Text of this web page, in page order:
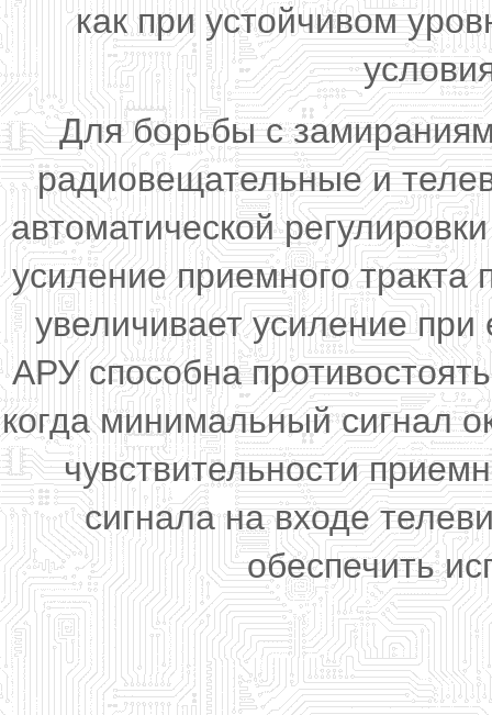
как при устойчивом
Для борьбы с
радиовещательные и
автоматической
усиление приемного тракта
увеличивает усиление
АРУ способна
когда минимальный сигнал
чувствительности
сигнала на входе
обеспечить